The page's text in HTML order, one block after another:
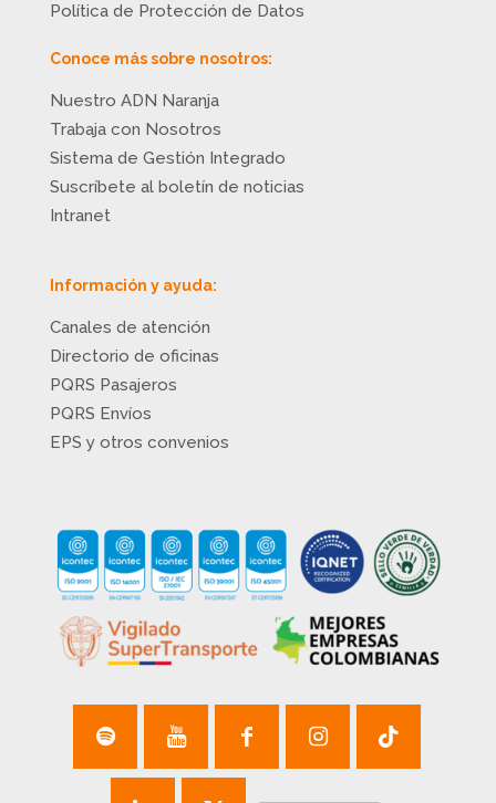
Política de Protección de Datos
Conoce más sobre nosotros:
Nuestro ADN Naranja
Trabaja con Nosotros
Sistema de Gestión Integrado
Suscríbete al boletín de noticias
Intranet
Información y ayuda:
Canales de atención
Directorio de oficinas
PQRS Pasajeros
PQRS Envíos
EPS y otros convenios